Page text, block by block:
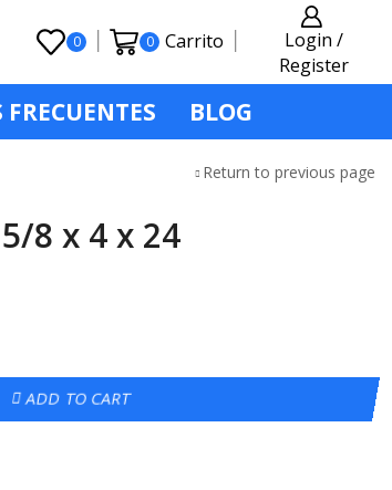
0 0 Carrito
Login /
Register
BLOG
Return to previous page
5/8 x 4 x 24
ADD TO CART